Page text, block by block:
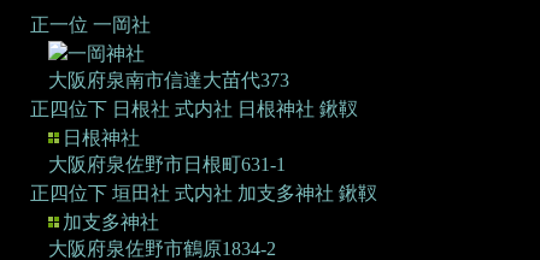
正一位 一岡社
一岡神社
大阪府泉南市信達大苗代373
正四位下 日根社 式内社 日根神社 鍬靫
日根神社
大阪府泉佐野市日根町631-1
正四位下 垣田社 式内社 加支多神社 鍬靫
加支多神社
大阪府泉佐野市鶴原1834-2